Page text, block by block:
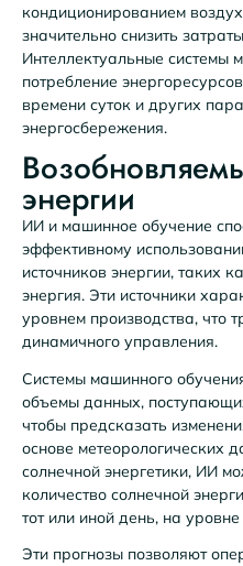
кондиционированием
значительно снизить
Интеллектуальные системы
потребление
времени суток и других
энергосбережения.
энергии
ИИ и машинное обучение
эффективному
источников энергии, таких
энергия. Эти источники
уровнем производства, что
динамичного управления.
Системы машинного
объемы данных,
чтобы предсказать
основе метеорологических
солнечной энергетики, ИИ
количество солнечной
тот или иной день, на
Эти прогнозы позволяют